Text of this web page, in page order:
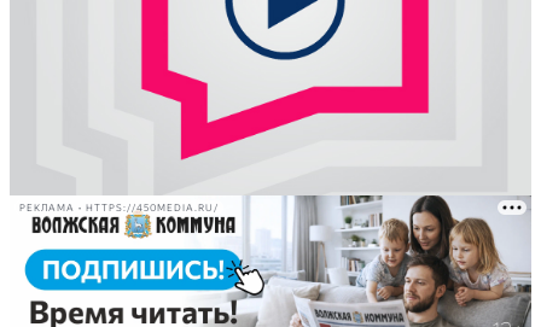
РЕКЛАМА • HTTPS://450MEDIA.RU/